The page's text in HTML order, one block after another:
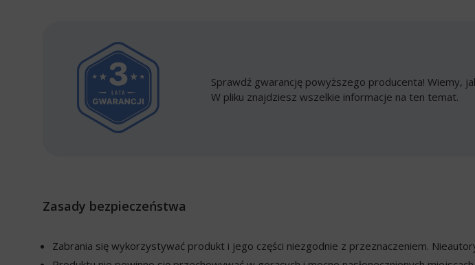
Sprawdź gwarancję powyższego producenta! Wiemy,
W pliku znajdziesz wszelkie informacje na ten temat.
Zasady bezpieczeństwa
Zabrania się wykorzystywać produkt i jego części niezgodnie z przeznaczeniem.